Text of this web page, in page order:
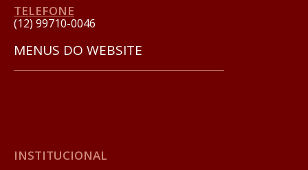
TELEFONE
(12) 99710-0046
MENUS DO WEBSITE
INSTITUCIONAL